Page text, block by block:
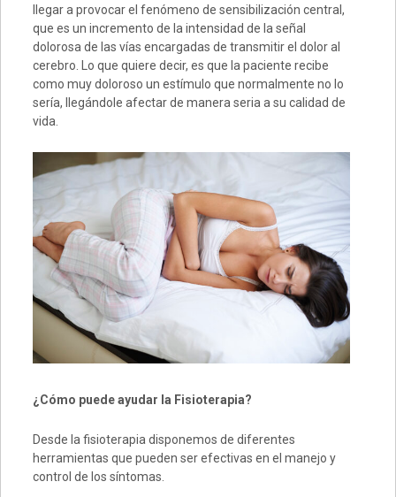
llegar a provocar el fenómeno de sensibilización central,
que es un incremento de la intensidad de la señal
dolorosa de las vías encargadas de transmitir el dolor al
cerebro. Lo que quiere decir, es que la paciente recibe
como muy doloroso un estímulo que normalmente no lo
sería, llegándole afectar de manera seria a su calidad de
vida.
¿Cómo puede ayudar la Fisioterapia?
Desde la fisioterapia disponemos de diferentes
herramientas que pueden ser efectivas en el manejo y
control de los síntomas.